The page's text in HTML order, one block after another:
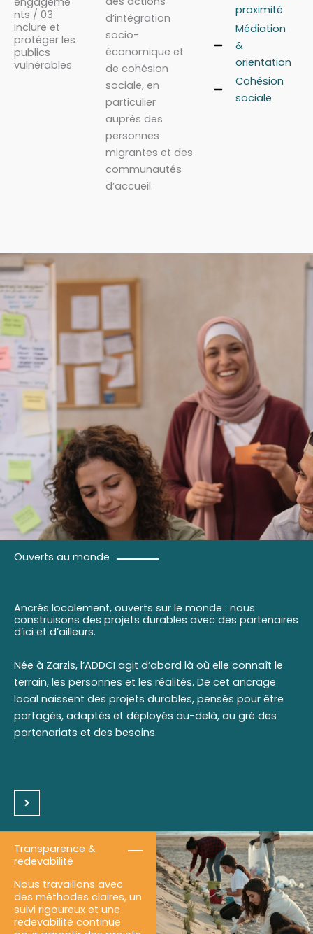
nts / 03
Inclure et
protéger les
publics
vulnérables
d’intégration
socio-
économique et
de cohésion
sociale, en
particulier
auprès des
personnes
migrantes et des
communautés
d’accueil.
proximité
Médiation
&
orientation
Cohésion
sociale
Ouverts au monde
Ancrés localement, ouverts sur le monde : nous
construisons des projets durables avec des partenaires
d’ici et d’ailleurs.
Née à Zarzis, l’ADDCI agit d’abord là où elle connaît le
terrain, les personnes et les réalités. De cet ancrage
local naissent des projets durables, pensés pour être
partagés, adaptés et déployés au-delà, au gré des
partenariats et des besoins.
Transparence &
redevabilité
Nous travaillons avec
des méthodes claires, un
suivi rigoureux et une
redevabilité continue